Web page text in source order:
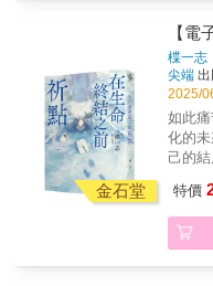
時會
乃成
一個
自己
去思
一件
故事
溫暖
代不
是美
目漱
語》
巨大
默風
金石堂
【電
楪一志
尖端 出
2025/
如此
化的
己的
過無
品！
氣。
特價